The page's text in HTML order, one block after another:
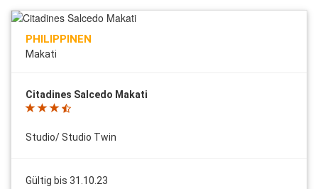
PHILIPPINEN
Makati
Citadines Salcedo Makati
Studio/ Studio Twin
Gültig bis 31.10.23